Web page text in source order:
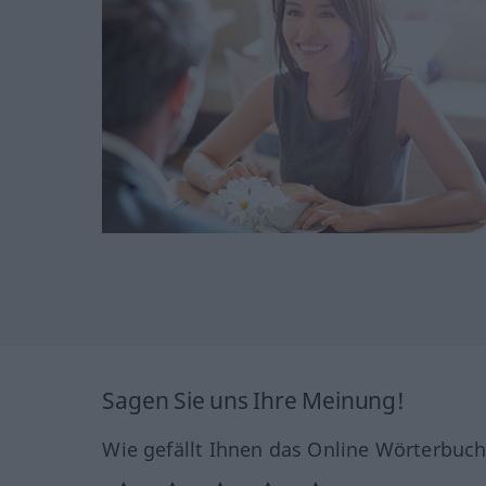
Sagen Sie uns Ihre Meinung!
Wie gefällt Ihnen das Online